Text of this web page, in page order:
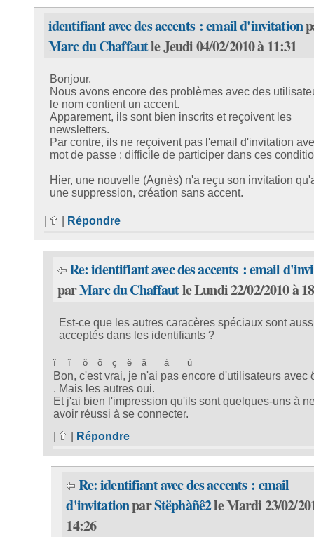
identifiant avec des accents : email d'invitation
Marc du Chaffautle Jeudi 04/02/2010 à 11:31
Bonjour,
Nous avons encore des problèmes avec des
le nom contient un accent.
Apparement, ils sont bien inscrits et reçoivent les
newsletters.
Par contre, ils ne reçoivent pas l'email d'invitation
mot de passe : difficile de participer dans ces
Hier, une nouvelle (Agnès) n'a reçu son invitation
une suppression, création sans accent.
Répondre
Re: identifiant avec des accents : email
parMarc du Chaffautle Lundi 22/02/2010 à
Est-ce que les autres caracères spéciaux sont
acceptés dans les identifiants ?
ï î ô ö ç ë â à ù
Bon, c'est vrai, je n'ai pas encore d'utilisateurs avec
. Mais les autres oui.
Et j'ai bien l'impression qu'ils sont quelques-uns à
avoir réussi à se connecter.
Répondre
Re: identifiant avec des accents : email
d'invitationparStëphàñê2le Mardi 23/02/
14:26